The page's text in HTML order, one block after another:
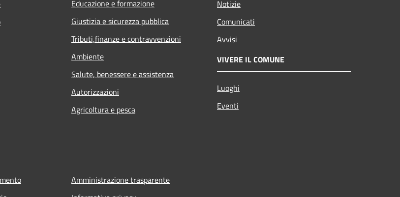
Educazione e formazione
Giustizia e sicurezza pubblica
Tributi,finanze e contravvenzioni
Ambiente
Salute, benessere e assistenza
Autorizzazioni
Agricoltura e pesca
Notizie
Comunicati
Avvisi
VIVERE IL COMUNE
Luoghi
Eventi
Amministrazione trasparente